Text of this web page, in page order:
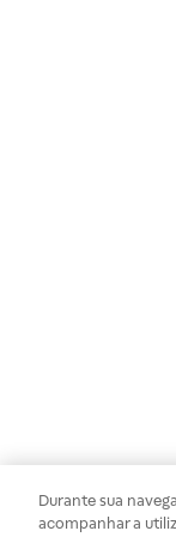
Durante sua
acompanhar a